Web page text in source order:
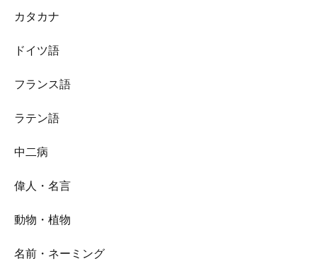
カタカナ
ドイツ語
フランス語
ラテン語
中二病
偉人・名言
動物・植物
名前・ネーミング